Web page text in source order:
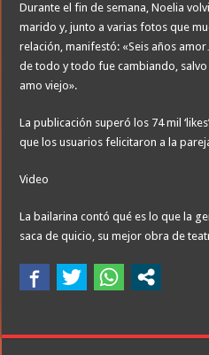
Durante el fin de semana, Noelia
marido y, junto a varias fotos que
relación, manifestó: «Seis años
de todo y todo fue cambiando,
amo viejo».
La publicación superó los 74 mil
que los usuarios felicitaron a la
Video
La bailarina contó qué es lo que la
saca de quicio, su mejor obra de